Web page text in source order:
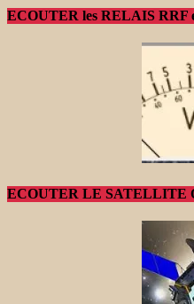
ECOUTER les RELAIS RRF
ECOUTER LE SATELLITE